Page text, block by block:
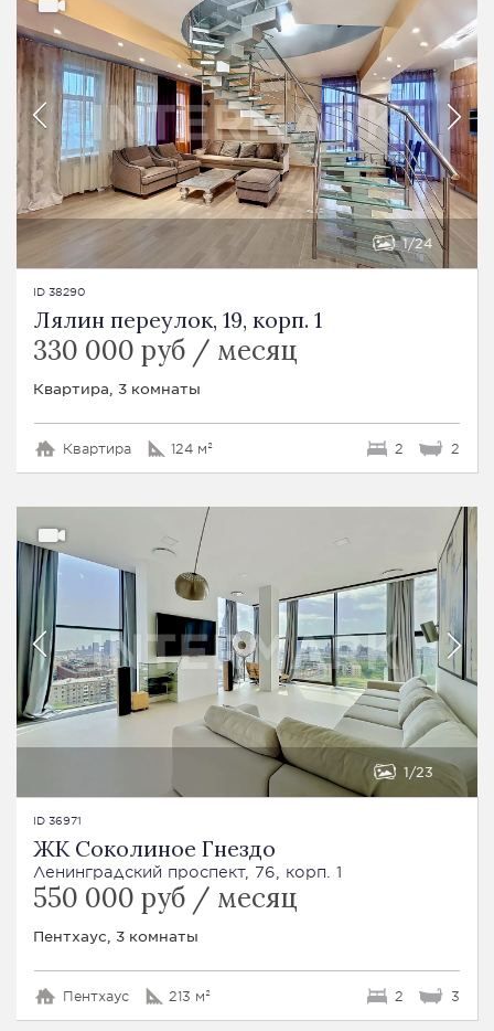
1 24
ID 38290
Лялин переулок, 19, корп. 1
330 000 руб / месяц
Квартира, 3 комнаты
Квартира 124 м² 2 2
1 23
ID 36971
ЖК Соколиное Гнездо
Ленинградский проспект, 76, корп. 1
550 000 руб / месяц
Пентхаус, 3 комнаты
Пентхаус 213 м² 2 3